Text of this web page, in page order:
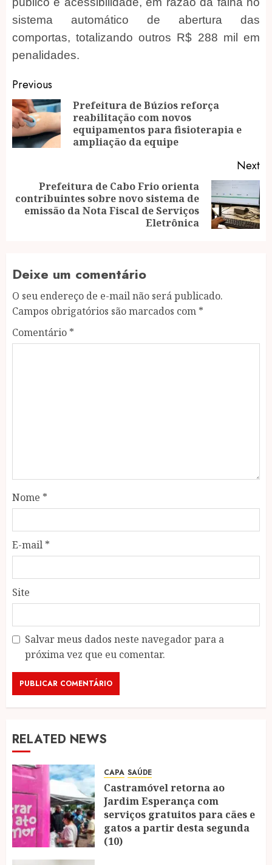
sistema automático de abertura das
comportas, totalizando outros R$ 288 mil em
penalidades.
Post
navigation
Previous
Prefeitura de Búzios reforça
reabilitação com novos
equipamentos para fisioterapia e
ampliação da equipe
Next
Next
post:
Prefeitura de Cabo Frio orienta
contribuintes sobre novo sistema de
emissão da Nota Fiscal de Serviços
Eletrônica
Deixe um comentário
O seu endereço de e-mail não será publicado.
Campos obrigatórios são marcados com *
Comentário *
Nome *
E-mail *
Site
Salvar meus dados neste navegador para a
próxima vez que eu comentar.
RELATED NEWS
CAPA SAÚDE
Castramóvel retorna ao
Jardim Esperança com
serviços gratuitos para cães e
gatos a partir desta segunda
(10)